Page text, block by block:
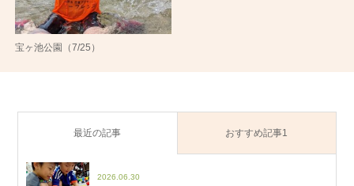
宝ヶ池公園（7/25）
最近の記事 おすすめ記事1
2026.06.30